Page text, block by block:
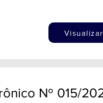
Visualizar
Nº 015/